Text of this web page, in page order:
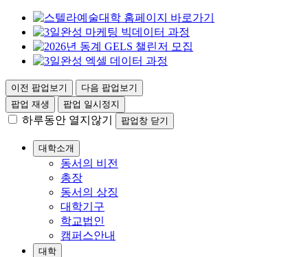
이전 팝업보기
다음 팝업보기
팝업 재생
팝업 일시정지
하루동안 열지않기 팝업창 닫기
대학소개
동서의 비전
총장
동서의 상징
대학기구
학교법인
캠퍼스안내
대학